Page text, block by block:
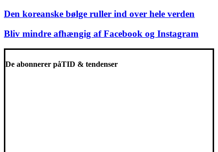
Den koreanske bølge ruller ind over hele verden
Bliv mindre afhængig af Facebook og Instagram
De abonnerer påTID & tendenser